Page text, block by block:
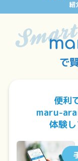
で
便利
maru-
体験